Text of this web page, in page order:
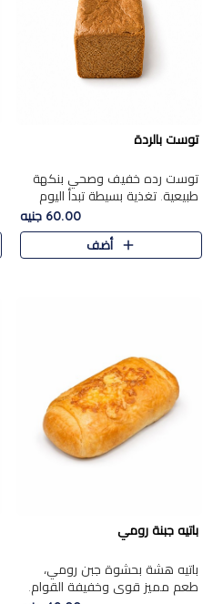
توست بالردة
توست رده خفيف وصحي بنكهة
طبيعية. تغذية بسيطة تبدأ اليوم
60.00 جنيه
أضف
باتيه جبنة رومي
باتيه هشة بحشوة جبن رومي،
طعم مميز قوي وخفيفة القوام.